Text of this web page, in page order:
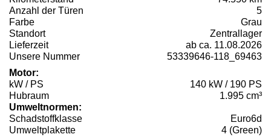
Anzahl der Türen
5
Farbe
Grau
Standort
Zentrallager
Lieferzeit
ab ca. 11.08.2026
Unsere Nummer
53339646-118_69463
Motor:
kW / PS
140 kW / 190 PS
Hubraum
1.995 cm³
Umweltnormen:
Schadstoffklasse
Euro6d
Umweltplakette
4 (Green)